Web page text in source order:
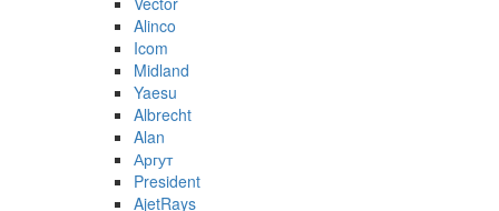
Alinco
Icom
Midland
Yaesu
Albrecht
Alan
Аргут
President
AjetRays